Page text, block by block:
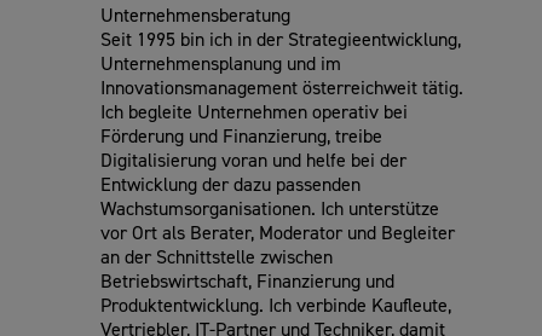
Unternehmensberatung
Seit 1995 bin ich in der Strategieentwicklung,
Unternehmensplanung und im
Innovationsmanagement österreichweit tätig.
Ich begleite Unternehmen operativ bei
Förderung und Finanzierung, treibe
Digitalisierung voran und helfe bei der
Entwicklung der dazu passenden
Wachstumsorganisationen. Ich unterstütze
vor Ort als Berater, Moderator und Begleiter
an der Schnittstelle zwischen
Betriebswirtschaft, Finanzierung und
Produktentwicklung. Ich verbinde Kaufleute,
Vertriebler, IT-Partner und Techniker, damit